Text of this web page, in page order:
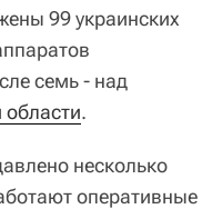
99 украинских
семь - над
.
несколько
оперативные